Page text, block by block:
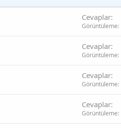
Cevaplar
Görüntüleme
Cevaplar
Görüntüleme
Cevaplar
Görüntüleme
Cevaplar
Görüntüleme